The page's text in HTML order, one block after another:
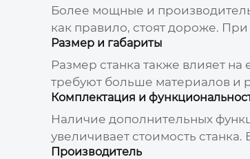
Более мощные и
как правило, стоят дороже.
Размер и габариты
Размер станка также влияет
требуют больше материалов и
Комплектация и
Наличие дополнительных
увеличивает стоимость
Производитель